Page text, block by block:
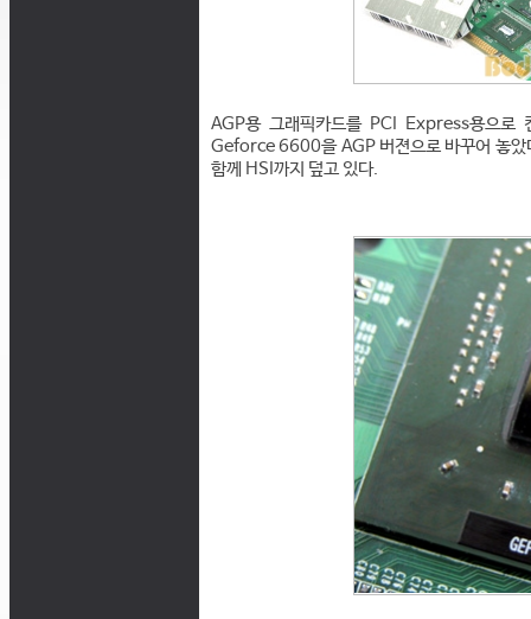
AGP용 그래픽카드를 PCI Express용으로
Geforce 6600을 AGP 버젼으로 바꾸어 놓았
함께 HSI까지 덮고 있다.